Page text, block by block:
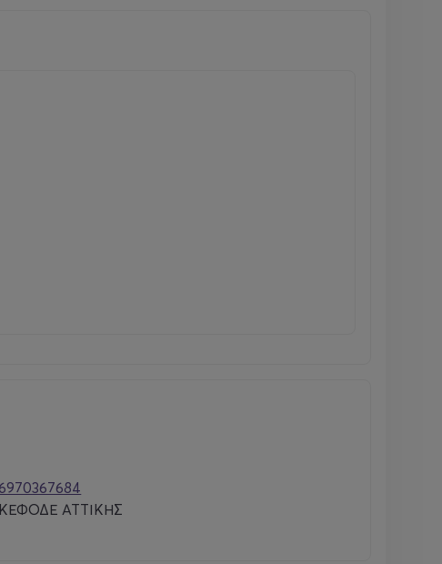
6970367684
ΚΕΦΟΔΕ ΑΤΤΙΚΗΣ